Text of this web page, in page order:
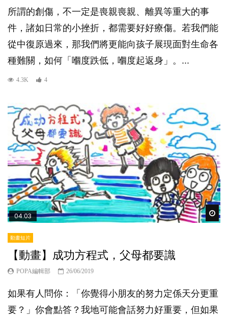
所謂的創傷，不一定是喪親喪親、離異等重大的事
件，諸如日常的小挫折，都需要好好療傷。若我們能
從中復原過來，那我們將更能向孩子展現面對生命各
種難關，如何「嗰度跌低，嗰度起返身」。...
4.3K 4
04:03
動畫短片
【動畫】成功方程式，父母都要識
POPA編輯部 26/06/2019
如果有人問你：「你覺得小朋友的努力定係天分更重
要？」你會點答？我地可能會話努力好重要，但如果